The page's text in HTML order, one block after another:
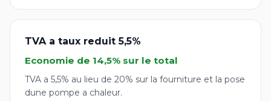
TVA a taux reduit 5,5%
Economie de 14,5% sur le total
TVA a 5,5% au lieu de 20% sur la fourniture et la pose
dune pompe a chaleur.